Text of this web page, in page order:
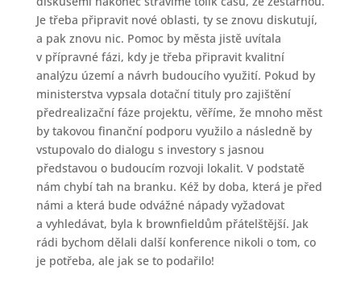
Je třeba připravit nové oblasti, ty se znovu diskutují,
a pak znovu nic. Pomoc by města jistě uvítala
v přípravné fázi, kdy je třeba připravit kvalitní
analýzu území a návrh budoucího využití. Pokud by
ministerstva vypsala dotační tituly pro zajištění
předrealizační fáze projektu, věříme, že mnoho měst
by takovou finanční podporu využilo a následně by
vstupovalo do dialogu s investory s jasnou
představou o budoucím rozvoji lokalit. V podstatě
nám chybí tah na branku. Kéž by doba, která je před
námi a která bude odvážné nápady vyžadovat
a vyhledávat, byla k brownfieldům přátelštější. Jak
rádi bychom dělali další konference nikoli o tom, co
je potřeba, ale jak se to podařilo!